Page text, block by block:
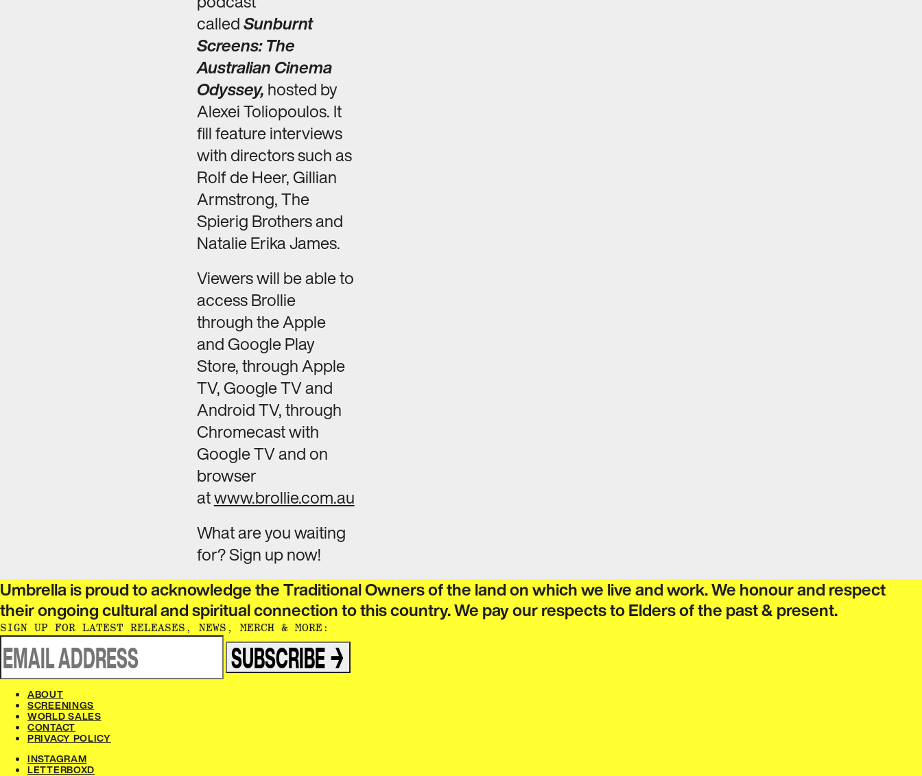
calledSunburnt
Screens: The
Australian Cinema
Odyssey,hosted by
Alexei Toliopoulos. It
fill feature interviews
with directors such as
Rolf de Heer, Gillian
Armstrong, The
Spierig Brothers and
Natalie Erika James.
Viewers will be able to
access Brollie
through the Apple
and Google Play
Store, through Apple
TV, Google TV and
Android TV, through
Chromecast with
Google TV and on
browser
atwww.brollie.com.au
What are you waiting
for? Sign up now!
Umbrella is proud to acknowledge the Traditional Owners of the land on which we live and work. We honour and respect
their ongoing cultural and spiritual connection to this country. We pay our respects to Elders of the past & present.​​​​‌ ‍ ​‍​‍‌‍ ‌ ​‍‌‍‍‌‌‍‌ ‌‍‍‌‌‍ ‍​‍​‍​ ‍‍​‍​‍‌ ​ ‌‍​‌‌‍ ‍‌‍‍‌‌ ‌​‌ ‍‌​‍ ‍‌‍‍‌‌‍ ​‍​‍​‍ ​​‍​‍‌‍‍​‌ ​‍‌‍‌‌‌‍‌‍​‍​‍​ ‍‍​‍​‍‌‍‍​‌ ‌​‌ ‌​‌ ​​‌ ​ ​ ‍‍​‍ ​‍ ‌ ‌‌‌‍ ‌‌‍​‍‌ ​‍‌‍‌‌‌‍ ​‌‍ ​‌‍​‌​‍ ‍‌ ​ ‌‍​‌‌‍ ‍‌‍‍‌‌ ‌​‌ ‍‌​‍ ‍‌ ​ ‌ ‌​‌ ‌‌‌‍‌​‌‍‍‌‌‍ ​‍ ‌‍‍‌‌‍ ‍‌ ‌​‌‍‌‌‌‍ ‍‌ ‌​​‍ ‌‍‌‌‌‍‌​‌‍‍‌‌ ‌​​‍ ‌‍ ‌‌‍ ‌‍‌​‌‍‌‌​ ‌‌ ​​‌ ​‍‌‍‌‌‌ ​ ‌‍‌‌‌‍ ‍‌ ‌​‌‍​‌‌ ‌​‌‍‍‌‌‍ ‌‍ ‍​ ‍ ‌‍‍‌‌‍‌​​ ‌‌ ​ ‌‍‍‌‌ ‌​‌‍‌‌‌‌​ ‌‍‌‌‌ ‌​‌ ‌​‌‍‍‌‌‍ ‍‌‍‌ ‌ ​ ​ ‍ ‌ ‌​‌ ‍‌‌ ​​‌‍‌‌​ ‌‌ ​ ‌‍‍‌‌ ‌​‌‍‌‌‌‌​ ‌‍‌‌‌ ‌​‌ ‌​‌‍‍‌‌‍ ‍‌‍‌ ‌ ​ ​ ‍ ‌ ​​‌‍​‌‌ ‌​‌‍‍​​ ‌‌‍‌‍‌‍ ‌‍ ‌ ‌​‌‍‌‌‌ ​‍‌​​‌‌‍​ ‌‍‍ ‌‍ ‍‌‍ ‌ ‌ ‌‍ ​‌‍‌‌‌‍‌​‌‍‌ ‌‍‌‌‌‍ ‌‌‍‌‌‌‍ ‍‌ ‌​​‍‌‌​ ‌‌‌​​‍‌‌ ‌‍‍ ‌‍‌‌‌ ‍‌​‍‌‌​ ​ ‌​‌​​‍‌‌​ ​ ‌​‌​​‍‌‌​ ​‍​ ​‍​ ‌‌​ ​‌​ ​ ​ ‌‍​ ‍‌​ ​‌​ ​ ​ ​ ‌‍‌‍​ ‍​​ ‌​​ ​‌​‍‌‌​ ​‍​ ​‍​‍‌‌​ ‌‌‌​‌​​‍ ‍‌‍​ ‌‍‍​‌‍‍‌‌‍ ​‌‍‌​‌ ​‍‌‍‌‌‌‍ ‍​‍‌‌​ ‌‌‌​​‍‌‌ ‌‍‍ ‌‍‌‌‌ ‍‌​‍‌‌​ ​ ‌​‌​​‍‌‌​ ​ ‌​‌​​‍‌‌​ ​‍​ ​‍​ ‌‌‌‍‌​​ ​‍‌‍​‍​ ‌​​ ​‍‌‍‌‍​ ​‍​ ​​‌‍​‌‌‍‌​‌‍​ ​‍‌‌​ ​‍​ ​‍​‍‌‌​ ‌‌‌​‌​​‍ ‍‌ ‌​‌‍‌‌‌ ‍​‌ ‌​​ ‌‍​‍‌‍​‌‌ ​ ‌‍‌‌‌‌‌‌‌ ​‍‌‍ ​​ ‌‌‍‍​‌ ‌​‌ ‌​‌ ​​‌ ​ ​‍‌‌​ ​ ‌​​‌​‍‌‌​ ​‍‌​‌‍​‍‌‌​ ​‍‌​‌‍‌ ‌‌‌‍ ‌‌‍​‍‌ ​‍‌‍‌‌‌‍ ​‌‍ ​‌‍​‌​‍ ‍‌ ​ ‌‍​‌‌‍ ‍‌‍‍‌‌ ‌​‌ ‍‌​‍ ‍‌ ​ ‌ ‌​‌ ‌‌‌‍‌​‌‍‍‌‌‍ ​‍‌‍‌‍‍‌‌‍‌​​ ‌‌ ​ ‌‍‍‌‌ ‌​‌‍‌‌‌‌​ ‌‍‌‌‌ ‌​‌ ‌​‌‍‍‌‌‍ ‍‌‍‌ ‌ ​ ​‍‌‍‌ ‌​‌ ‍‌‌ ​​‌‍‌‌​ ‌‌ ​ ‌‍‍‌‌ ‌​‌‍‌‌‌‌​ ‌‍‌‌‌ ‌​‌ ‌​‌‍‍‌‌‍ ‍‌‍‌ ‌ ​ ​‍‌‍‌ ​​‌‍​‌‌ ‌​‌‍‍​​ ‌‌‍‌‍‌‍ ‌‍ ‌ ‌​‌‍‌‌‌ ​‍‌​​‌‌‍​ ‌‍‍ ‌‍ ‍‌‍ ‌ ‌ ‌‍ ​‌‍‌‌‌‍‌​‌‍‌ ‌‍‌‌‌‍ ‌‌‍‌‌‌‍ ‍‌ ‌​​‍‌‌​ ‌‌‌​​‍‌‌ ‌‍‍ ‌‍‌‌‌ ‍‌​‍‌‌​ ​ ‌​‌​​‍‌‌​ ​ ‌​‌​​‍‌‌​ ​‍​ ​‍​ ‌‌​ ​‌​ ​ ​ ‌‍​ ‍‌​ ​‌​ ​ ​ ​ ‌‍‌‍​ ‍​​ ‌​​ ​‌​‍‌‌​ ​‍​ ​‍​‍‌‌​ ‌‌‌​‌​​‍ ‍‌‍​ ‌‍‍​‌‍‍‌‌‍ ​‌‍‌​‌ ​‍‌‍‌‌‌‍ ‍​‍‌‌​ ‌‌‌​​‍‌‌ ‌‍‍ ‌‍‌‌‌ ‍‌​‍‌‌​ ​ ‌​‌​​‍‌‌​ ​ ‌​‌​​‍‌‌​ ​‍​ ​‍​ ‌‌‌‍‌​​ ​‍‌‍​‍​ ‌​​ ​‍‌‍‌‍​ ​‍​ ​​‌‍​‌‌‍‌​‌‍​ ​‍‌‌​ ​‍​ ​‍​‍‌‌​ ‌‌‌​‌​​‍ ‍‌ ‌​‌‍‌‌‌ ‍​‌ ‌​​‍‌‍‌ ​​‌‍‌‌‌ ​‍‌ ​ ‌ ​​‌‍‌‌‌‍​ ‌ ‌​‌‍‍‌‌ ‌‍‌‍‌‌​ ‌‌ ​​‌ ‌‌‌‍​‍‌‍ ​‌‍‍‌‌ ​ ‌‍‍​‌‍‌‌‌‍‌​​‍​‍‌ ‌
SIGN UP FOR LATEST RELEASES, NEWS, MERCH & MORE:​​​​‌ ‍ ​‍​‍‌‍ ‌ ​‍‌‍‍‌‌‍‌ ‌‍‍‌‌‍ ‍​‍​‍​ ‍‍​‍​‍‌ ​ ‌‍​‌‌‍ ‍‌‍‍‌‌ ‌​‌ ‍‌​‍ ‍‌‍‍‌‌‍ ​‍​‍​‍ ​​‍​‍‌‍‍​‌ ​‍‌‍‌‌‌‍‌‍​‍​‍​ ‍‍​‍​‍‌‍‍​‌ ‌​‌ ‌​‌ ​​‌ ​ ​ ‍‍​‍ ​‍ ‌ ‌‌‌‍ ‌‌‍​‍‌ ​‍‌‍‌‌‌‍ ​‌‍ ​‌‍​‌​‍ ‍‌ ​ ‌‍​‌‌‍ ‍‌‍‍‌‌ ‌​‌ ‍‌​‍ ‍‌ ​ ‌ ‌​‌ ‌‌‌‍‌​‌‍‍‌‌‍ ​‍ ‌‍‍‌‌‍ ‍‌ ‌​‌‍‌‌‌‍ ‍‌ ‌​​‍ ‌‍‌‌‌‍‌​‌‍‍‌‌ ‌​​‍ ‌‍ ‌‌‍ ‌‍‌​‌‍‌‌​ ‌‌ ​​‌ ​‍‌‍‌‌‌ ​ ‌‍‌‌‌‍ ‍‌ ‌​‌‍​‌‌ ‌​‌‍‍‌‌‍ ‌‍ ‍​ ‍ ‌‍‍‌‌‍‌​​ ‌‌ ​ ‌‍‍‌‌ ‌​‌‍‌‌‌‌​ ‌‍‌‌‌ ‌​‌ ‌​‌‍‍‌‌‍ ‍‌‍‌ ‌ ​ ​ ‍ ‌ ‌​‌ ‍‌‌ ​​‌‍‌‌​ ‌‌ ​ ‌‍‍‌‌ ‌​‌‍‌‌‌‌​ ‌‍‌‌‌ ‌​‌ ‌​‌‍‍‌‌‍ ‍‌‍‌ ‌ ​ ​ ‍ ‌ ​​‌‍​‌‌ ‌​‌‍‍​​ ‌‌ ​ ‌ ‌‌‌‍​‍‌ ​ ‌‍​ ‌ ​‍‌‍‍‌‌‍​‍‌‍‌‌‌‌‌​‌‍‌‌‌ ‍​‌ ‌​​ ‌‍​‍‌‍​‌‌ ​ ‌‍‌‌‌‌‌‌‌ ​‍‌‍ ​​ ‌‌‍‍​‌ ‌​‌ ‌​‌ ​​‌ ​ ​‍‌‌​ ​ ‌​​‌​‍‌‌​ ​‍‌​‌‍​‍‌‌​ ​‍‌​‌‍‌ ‌‌‌‍ ‌‌‍​‍‌ ​‍‌‍‌‌‌‍ ​‌‍ ​‌‍​‌​‍ ‍‌ ​ ‌‍​‌‌‍ ‍‌‍‍‌‌ ‌​‌ ‍‌​‍ ‍‌ ​ ‌ ‌​‌ ‌‌‌‍‌​‌‍‍‌‌‍ ​‍‌‍‌‍‍‌‌‍‌​​ ‌‌ ​ ‌‍‍‌‌ ‌​‌‍‌‌‌‌​ ‌‍‌‌‌ ‌​‌ ‌​‌‍‍‌‌‍ ‍‌‍‌ ‌ ​ ​‍‌‍‌ ‌​‌ ‍‌‌ ​​‌‍‌‌​ ‌‌ ​ ‌‍‍‌‌ ‌​‌‍‌‌‌‌​ ‌‍‌‌‌ ‌​‌ ‌​‌‍‍‌‌‍ ‍‌‍‌ ‌ ​ ​‍‌‍‌ ​​‌‍​‌‌ ‌​‌‍‍​​ ‌‌ ​ ‌ ‌‌‌‍​‍‌ ​ ‌‍​ ‌ ​‍‌‍‍‌‌‍​‍‌‍‌‌‌‌‌​‌‍‌‌‌ ‍​‌ ‌​​‍‌‍‌ ​​‌‍‌‌‌ ​‍‌ ​ ‌ ​​‌‍‌‌‌‍​ ‌ ‌​‌‍‍‌‌ ‌‍‌‍‌‌​ ‌‌ ​​‌ ‌‌‌‍​‍‌‍ ​‌‍‍‌‌ ​ ‌‍‍​‌‍‌‌‌‍‌​​‍​‍‌ ‌
SUBSCRIBE→
ABOUT​​​​‌ ‍ ​‍​‍‌‍ ‌ ​‍‌‍‍‌‌‍‌ ‌‍‍‌‌‍ ‍​‍​‍​ ‍‍​‍​‍‌ ​ ‌‍​‌‌‍ ‍‌‍‍‌‌ ‌​‌ ‍‌​‍ ‍‌‍‍‌‌‍ ​‍​‍​‍ ​​‍​‍‌‍‍​‌ ​‍‌‍‌‌‌‍‌‍​‍​‍​ ‍‍​‍​‍‌‍‍​‌ ‌​‌ ‌​‌ ​​‌ ​ ​ ‍‍​‍ ​‍ ‌ ‌‌‌‍ ‌‌‍​‍‌ ​‍‌‍‌‌‌‍ ​‌‍ ​‌‍​‌​‍ ‍‌ ​ ‌‍​‌‌‍ ‍‌‍‍‌‌ ‌​‌ ‍‌​‍ ‍‌ ​ ‌ ‌​‌ ‌‌‌‍‌​‌‍‍‌‌‍ ​‍ ‌‍‍‌‌‍ ‍‌ ‌​‌‍‌‌‌‍ ‍‌ ‌​​‍ ‌‍‌‌‌‍‌​‌‍‍‌‌ ‌​​‍ ‌‍ ‌‌‍ ‌‍‌​‌‍‌‌​ ‌‌ ​​‌ ​‍‌‍‌‌‌ ​ ‌‍‌‌‌‍ ‍‌ ‌​‌‍​‌‌ ‌​‌‍‍‌‌‍ ‌‍ ‍​ ‍ ‌‍‍‌‌‍‌​​ ‌‌ ​ ‌‍‍‌‌ ‌​‌‍‌‌‌‌​ ‌‍‌‌‌ ‌​‌ ‌​‌‍‍‌‌‍ ‍‌‍‌ ‌ ​ ​ ‍ ‌ ‌​‌ ‍‌‌ ​​‌‍‌‌​ ‌‌ ​ ‌‍‍‌‌ ‌​‌‍‌‌‌‌​ ‌‍‌‌‌ ‌​‌ ‌​‌‍‍‌‌‍ ‍‌‍‌ ‌ ​ ​ ‍ ‌ ​​‌‍​‌‌ ‌​‌‍‍​​ ‌‌‍‌‍‌‍ ‌‍ ‌ ‌​‌‍‌‌‌ ​‍‌​ ‌‌‍‌‌‌‍ ‍‌ ‌‌​‍‌‌​ ‌‌‌​​‍‌‌ ‌‍‍ ‌‍‌‌‌ ‍‌​‍‌‌​ ​ ‌​‌​​‍‌‌​ ​ ‌​‌​​‍‌‌​ ​‍​ ​‍​ ​‍​ ​​​ ​‌​ ​​​ ​ ​ ​​​ ​‍​ ​ ​‍ ‌​ ‌​​ ‌​​ ‌​‌‍‌‌​‍ ‌​ ‌​‌‍​‌‌‍​‍​ ​‌​‍ ‌‌‍​‍​ ‍‌‌‍​‌​ ‌‌​‍ ‌​ ‌‍​ ​​​ ‍​​ ‌ ‌‍‌‌​ ​​​ ​ ​ ‍‌‌‍​‌‌‍‌​​ ​‍​ ​ ​‍‌‌​ ​‍​ ​‍​‍‌‌​ ‌‌‌​‌​​‍ ‍‌ ‌​‌‍‍‌‌ ‌​‌‍ ​‌‍‌‌​ ‌‍​‍‌‍​‌‌ ​ ‌‍‌‌‌‌‌‌‌ ​‍‌‍ ​​ ‌‌‍‍​‌ ‌​‌ ‌​‌ ​​‌ ​ ​‍‌‌​ ​ ‌​​‌​‍‌‌​ ​‍‌​‌‍​‍‌‌​ ​‍‌​‌‍‌ ‌‌‌‍ ‌‌‍​‍‌ ​‍‌‍‌‌‌‍ ​‌‍ ​‌‍​‌​‍ ‍‌ ​ ‌‍​‌‌‍ ‍‌‍‍‌‌ ‌​‌ ‍‌​‍ ‍‌ ​ ‌ ‌​‌ ‌‌‌‍‌​‌‍‍‌‌‍ ​‍‌‍‌‍‍‌‌‍‌​​ ‌‌ ​ ‌‍‍‌‌ ‌​‌‍‌‌‌‌​ ‌‍‌‌‌ ‌​‌ ‌​‌‍‍‌‌‍ ‍‌‍‌ ‌ ​ ​‍‌‍‌ ‌​‌ ‍‌‌ ​​‌‍‌‌​ ‌‌ ​ ‌‍‍‌‌ ‌​‌‍‌‌‌‌​ ‌‍‌‌‌ ‌​‌ ‌​‌‍‍‌‌‍ ‍‌‍‌ ‌ ​ ​‍‌‍‌ ​​‌‍​‌‌ ‌​‌‍‍​​ ‌‌‍‌‍‌‍ ‌‍ ‌ ‌​‌‍‌‌‌ ​‍‌​ ‌‌‍‌‌‌‍ ‍‌ ‌‌​‍‌‌​ ‌‌‌​​‍‌‌ ‌‍‍ ‌‍‌‌‌ ‍‌​‍‌‌​ ​ ‌​‌​​‍‌‌​ ​ ‌​‌​​‍‌‌​ ​‍​ ​‍​ ​‍​ ​​​ ​‌​ ​​​ ​ ​ ​​​ ​‍​ ​ ​‍ ‌​ ‌​​ ‌​​ ‌​‌‍‌‌​‍ ‌​ ‌​‌‍​‌‌‍​‍​ ​‌​‍ ‌‌‍​‍​ ‍‌‌‍​‌​ ‌‌​‍ ‌​ ‌‍​ ​​​ ‍​​ ‌ ‌‍‌‌​ ​​​ ​ ​ ‍‌‌‍​‌‌‍‌​​ ​‍​ ​ ​‍‌‌​ ​‍​ ​‍​‍‌‌​ ‌‌‌​‌​​‍ ‍‌ ‌​‌‍‍‌‌ ‌​‌‍ ​‌‍‌‌​‍‌‍‌ ​​‌‍‌‌‌ ​‍‌ ​ ‌ ​​‌‍‌‌‌‍​ ‌ ‌​‌‍‍‌‌ ‌‍‌‍‌‌​ ‌‌ ​​‌ ‌‌‌‍​‍‌‍ ​‌‍‍‌‌ ​ ‌‍‍​‌‍‌‌‌‍‌​​‍​‍‌ ‌
SCREENINGS​​​​‌ ‍ ​‍​‍‌‍ ‌ ​‍‌‍‍‌‌‍‌ ‌‍‍‌‌‍ ‍​‍​‍​ ‍‍​‍​‍‌ ​ ‌‍​‌‌‍ ‍‌‍‍‌‌ ‌​‌ ‍‌​‍ ‍‌‍‍‌‌‍ ​‍​‍​‍ ​​‍​‍‌‍‍​‌ ​‍‌‍‌‌‌‍‌‍​‍​‍​ ‍‍​‍​‍‌‍‍​‌ ‌​‌ ‌​‌ ​​‌ ​ ​ ‍‍​‍ ​‍ ‌ ‌‌‌‍ ‌‌‍​‍‌ ​‍‌‍‌‌‌‍ ​‌‍ ​‌‍​‌​‍ ‍‌ ​ ‌‍​‌‌‍ ‍‌‍‍‌‌ ‌​‌ ‍‌​‍ ‍‌ ​ ‌ ‌​‌ ‌‌‌‍‌​‌‍‍‌‌‍ ​‍ ‌‍‍‌‌‍ ‍‌ ‌​‌‍‌‌‌‍ ‍‌ ‌​​‍ ‌‍‌‌‌‍‌​‌‍‍‌‌ ‌​​‍ ‌‍ ‌‌‍ ‌‍‌​‌‍‌‌​ ‌‌ ​​‌ ​‍‌‍‌‌‌ ​ ‌‍‌‌‌‍ ‍‌ ‌​‌‍​‌‌ ‌​‌‍‍‌‌‍ ‌‍ ‍​ ‍ ‌‍‍‌‌‍‌​​ ‌‌ ​ ‌‍‍‌‌ ‌​‌‍‌‌‌‌​ ‌‍‌‌‌ ‌​‌ ‌​‌‍‍‌‌‍ ‍‌‍‌ ‌ ​ ​ ‍ ‌ ‌​‌ ‍‌‌ ​​‌‍‌‌​ ‌‌ ​ ‌‍‍‌‌ ‌​‌‍‌‌‌‌​ ‌‍‌‌‌ ‌​‌ ‌​‌‍‍‌‌‍ ‍‌‍‌ ‌ ​ ​ ‍ ‌ ​​‌‍​‌‌ ‌​‌‍‍​​ ‌‌‍‌‍‌‍ ‌‍ ‌ ‌​‌‍‌‌‌ ​‍‌​ ‌‌‍‌‌‌‍ ‍‌ ‌‌​‍‌‌​ ‌‌‌​​‍‌‌ ‌‍‍ ‌‍‌‌‌ ‍‌​‍‌‌​ ​ ‌​‌​​‍‌‌​ ​ ‌​‌​​‍‌‌​ ​‍​ ​‍‌‍‌​​ ‍​​ ​‍‌‍‌​‌‍​‍​ ‍​​ ‍‌​ ​ ​ ​‍​ ​‌​ ​‌‌‍​‌​‍‌‌​ ​‍​ ​‍​‍‌‌​ ‌‌‌​‌​​‍ ‍‌ ‌​‌‍‍‌‌ ‌​‌‍ ​‌‍‌‌​ ‌‍​‍‌‍​‌‌ ​ ‌‍‌‌‌‌‌‌‌ ​‍‌‍ ​​ ‌‌‍‍​‌ ‌​‌ ‌​‌ ​​‌ ​ ​‍‌‌​ ​ ‌​​‌​‍‌‌​ ​‍‌​‌‍​‍‌‌​ ​‍‌​‌‍‌ ‌‌‌‍ ‌‌‍​‍‌ ​‍‌‍‌‌‌‍ ​‌‍ ​‌‍​‌​‍ ‍‌ ​ ‌‍​‌‌‍ ‍‌‍‍‌‌ ‌​‌ ‍‌​‍ ‍‌ ​ ‌ ‌​‌ ‌‌‌‍‌​‌‍‍‌‌‍ ​‍‌‍‌‍‍‌‌‍‌​​ ‌‌ ​ ‌‍‍‌‌ ‌​‌‍‌‌‌‌​ ‌‍‌‌‌ ‌​‌ ‌​‌‍‍‌‌‍ ‍‌‍‌ ‌ ​ ​‍‌‍‌ ‌​‌ ‍‌‌ ​​‌‍‌‌​ ‌‌ ​ ‌‍‍‌‌ ‌​‌‍‌‌‌‌​ ‌‍‌‌‌ ‌​‌ ‌​‌‍‍‌‌‍ ‍‌‍‌ ‌ ​ ​‍‌‍‌ ​​‌‍​‌‌ ‌​‌‍‍​​ ‌‌‍‌‍‌‍ ‌‍ ‌ ‌​‌‍‌‌‌ ​‍‌​ ‌‌‍‌‌‌‍ ‍‌ ‌‌​‍‌‌​ ‌‌‌​​‍‌‌ ‌‍‍ ‌‍‌‌‌ ‍‌​‍‌‌​ ​ ‌​‌​​‍‌‌​ ​ ‌​‌​​‍‌‌​ ​‍​ ​‍‌‍‌​​ ‍​​ ​‍‌‍‌​‌‍​‍​ ‍​​ ‍‌​ ​ ​ ​‍​ ​‌​ ​‌‌‍​‌​‍‌‌​ ​‍​ ​‍​‍‌‌​ ‌‌‌​‌​​‍ ‍‌ ‌​‌‍‍‌‌ ‌​‌‍ ​‌‍‌‌​‍‌‍‌ ​​‌‍‌‌‌ ​‍‌ ​ ‌ ​​‌‍‌‌‌‍​ ‌ ‌​‌‍‍‌‌ ‌‍‌‍‌‌​ ‌‌ ​​‌ ‌‌‌‍​‍‌‍ ​‌‍‍‌‌ ​ ‌‍‍​‌‍‌‌‌‍‌​​‍​‍‌ ‌
WORLD SALES​​​​‌ ‍ ​‍​‍‌‍ ‌ ​‍‌‍‍‌‌‍‌ ‌‍‍‌‌‍ ‍​‍​‍​ ‍‍​‍​‍‌ ​ ‌‍​‌‌‍ ‍‌‍‍‌‌ ‌​‌ ‍‌​‍ ‍‌‍‍‌‌‍ ​‍​‍​‍ ​​‍​‍‌‍‍​‌ ​‍‌‍‌‌‌‍‌‍​‍​‍​ ‍‍​‍​‍‌‍‍​‌ ‌​‌ ‌​‌ ​​‌ ​ ​ ‍‍​‍ ​‍ ‌ ‌‌‌‍ ‌‌‍​‍‌ ​‍‌‍‌‌‌‍ ​‌‍ ​‌‍​‌​‍ ‍‌ ​ ‌‍​‌‌‍ ‍‌‍‍‌‌ ‌​‌ ‍‌​‍ ‍‌ ​ ‌ ‌​‌ ‌‌‌‍‌​‌‍‍‌‌‍ ​‍ ‌‍‍‌‌‍ ‍‌ ‌​‌‍‌‌‌‍ ‍‌ ‌​​‍ ‌‍‌‌‌‍‌​‌‍‍‌‌ ‌​​‍ ‌‍ ‌‌‍ ‌‍‌​‌‍‌‌​ ‌‌ ​​‌ ​‍‌‍‌‌‌ ​ ‌‍‌‌‌‍ ‍‌ ‌​‌‍​‌‌ ‌​‌‍‍‌‌‍ ‌‍ ‍​ ‍ ‌‍‍‌‌‍‌​​ ‌‌ ​ ‌‍‍‌‌ ‌​‌‍‌‌‌‌​ ‌‍‌‌‌ ‌​‌ ‌​‌‍‍‌‌‍ ‍‌‍‌ ‌ ​ ​ ‍ ‌ ‌​‌ ‍‌‌ ​​‌‍‌‌​ ‌‌ ​ ‌‍‍‌‌ ‌​‌‍‌‌‌‌​ ‌‍‌‌‌ ‌​‌ ‌​‌‍‍‌‌‍ ‍‌‍‌ ‌ ​ ​ ‍ ‌ ​​‌‍​‌‌ ‌​‌‍‍​​ ‌‌‍‌‍‌‍ ‌‍ ‌ ‌​‌‍‌‌‌ ​‍‌​ ‌‌‍‌‌‌‍ ‍‌ ‌‌​‍‌‌​ ‌‌‌​​‍‌‌ ‌‍‍ ‌‍‌‌‌ ‍‌​‍‌‌​ ​ ‌​‌​​‍‌‌​ ​ ‌​‌​​‍‌‌​ ​‍​ ​‍​ ​‌​ ​​​ ​ ​ ‍​​ ​‌​ ​​​ ​‍​ ‌​​‍ ‌‌‍​‌‌‍‌​‌‍‌​‌‍​ ​‍ ‌​ ‌​​ ‍‌​ ​ ​ ‌​​‍ ‌‌‍​‌​ ​‌​ ‌​‌‍​ ​‍ ‌‌‍‌‌​ ​‌​ ‌‍​ ‌‌​ ​ ​ ‍‌​ ‍​​ ‌‍‌‍‌‍‌‍​ ‌‍‌‌​ ​‍​‍‌‌​ ​‍​ ​‍​‍‌‌​ ‌‌‌​‌​​‍ ‍‌ ‌​‌‍‍‌‌ ‌​‌‍ ​‌‍‌‌​ ‌‍​‍‌‍​‌‌ ​ ‌‍‌‌‌‌‌‌‌ ​‍‌‍ ​​ ‌‌‍‍​‌ ‌​‌ ‌​‌ ​​‌ ​ ​‍‌‌​ ​ ‌​​‌​‍‌‌​ ​‍‌​‌‍​‍‌‌​ ​‍‌​‌‍‌ ‌‌‌‍ ‌‌‍​‍‌ ​‍‌‍‌‌‌‍ ​‌‍ ​‌‍​‌​‍ ‍‌ ​ ‌‍​‌‌‍ ‍‌‍‍‌‌ ‌​‌ ‍‌​‍ ‍‌ ​ ‌ ‌​‌ ‌‌‌‍‌​‌‍‍‌‌‍ ​‍‌‍‌‍‍‌‌‍‌​​ ‌‌ ​ ‌‍‍‌‌ ‌​‌‍‌‌‌‌​ ‌‍‌‌‌ ‌​‌ ‌​‌‍‍‌‌‍ ‍‌‍‌ ‌ ​ ​‍‌‍‌ ‌​‌ ‍‌‌ ​​‌‍‌‌​ ‌‌ ​ ‌‍‍‌‌ ‌​‌‍‌‌‌‌​ ‌‍‌‌‌ ‌​‌ ‌​‌‍‍‌‌‍ ‍‌‍‌ ‌ ​ ​‍‌‍‌ ​​‌‍​‌‌ ‌​‌‍‍​​ ‌‌‍‌‍‌‍ ‌‍ ‌ ‌​‌‍‌‌‌ ​‍‌​ ‌‌‍‌‌‌‍ ‍‌ ‌‌​‍‌‌​ ‌‌‌​​‍‌‌ ‌‍‍ ‌‍‌‌‌ ‍‌​‍‌‌​ ​ ‌​‌​​‍‌‌​ ​ ‌​‌​​‍‌‌​ ​‍​ ​‍​ ​‌​ ​​​ ​ ​ ‍​​ ​‌​ ​​​ ​‍​ ‌​​‍ ‌‌‍​‌‌‍‌​‌‍‌​‌‍​ ​‍ ‌​ ‌​​ ‍‌​ ​ ​ ‌​​‍ ‌‌‍​‌​ ​‌​ ‌​‌‍​ ​‍ ‌‌‍‌‌​ ​‌​ ‌‍​ ‌‌​ ​ ​ ‍‌​ ‍​​ ‌‍‌‍‌‍‌‍​ ‌‍‌‌​ ​‍​‍‌‌​ ​‍​ ​‍​‍‌‌​ ‌‌‌​‌​​‍ ‍‌ ‌​‌‍‍‌‌ ‌​‌‍ ​‌‍‌‌​‍‌‍‌ ​​‌‍‌‌‌ ​‍‌ ​ ‌ ​​‌‍‌‌‌‍​ ‌ ‌​‌‍‍‌‌ ‌‍‌‍‌‌​ ‌‌ ​​‌ ‌‌‌‍​‍‌‍ ​‌‍‍‌‌ ​ ‌‍‍​‌‍‌‌‌‍‌​​‍​‍‌ ‌
CONTACT​​​​‌ ‍ ​‍​‍‌‍ ‌ ​‍‌‍‍‌‌‍‌ ‌‍‍‌‌‍ ‍​‍​‍​ ‍‍​‍​‍‌ ​ ‌‍​‌‌‍ ‍‌‍‍‌‌ ‌​‌ ‍‌​‍ ‍‌‍‍‌‌‍ ​‍​‍​‍ ​​‍​‍‌‍‍​‌ ​‍‌‍‌‌‌‍‌‍​‍​‍​ ‍‍​‍​‍‌‍‍​‌ ‌​‌ ‌​‌ ​​‌ ​ ​ ‍‍​‍ ​‍ ‌ ‌‌‌‍ ‌‌‍​‍‌ ​‍‌‍‌‌‌‍ ​‌‍ ​‌‍​‌​‍ ‍‌ ​ ‌‍​‌‌‍ ‍‌‍‍‌‌ ‌​‌ ‍‌​‍ ‍‌ ​ ‌ ‌​‌ ‌‌‌‍‌​‌‍‍‌‌‍ ​‍ ‌‍‍‌‌‍ ‍‌ ‌​‌‍‌‌‌‍ ‍‌ ‌​​‍ ‌‍‌‌‌‍‌​‌‍‍‌‌ ‌​​‍ ‌‍ ‌‌‍ ‌‍‌​‌‍‌‌​ ‌‌ ​​‌ ​‍‌‍‌‌‌ ​ ‌‍‌‌‌‍ ‍‌ ‌​‌‍​‌‌ ‌​‌‍‍‌‌‍ ‌‍ ‍​ ‍ ‌‍‍‌‌‍‌​​ ‌‌ ​ ‌‍‍‌‌ ‌​‌‍‌‌‌‌​ ‌‍‌‌‌ ‌​‌ ‌​‌‍‍‌‌‍ ‍‌‍‌ ‌ ​ ​ ‍ ‌ ‌​‌ ‍‌‌ ​​‌‍‌‌​ ‌‌ ​ ‌‍‍‌‌ ‌​‌‍‌‌‌‌​ ‌‍‌‌‌ ‌​‌ ‌​‌‍‍‌‌‍ ‍‌‍‌ ‌ ​ ​ ‍ ‌ ​​‌‍​‌‌ ‌​‌‍‍​​ ‌‌‍‌‍‌‍ ‌‍ ‌ ‌​‌‍‌‌‌ ​‍‌​ ‌‌‍‌‌‌‍ ‍‌ ‌‌​‍‌‌​ ‌‌‌​​‍‌‌ ‌‍‍ ‌‍‌‌‌ ‍‌​‍‌‌​ ​ ‌​‌​​‍‌‌​ ​ ‌​‌​​‍‌‌​ ​‍​ ​‍​ ​ ‌‍​ ​ ​‍​ ‌ ​ ‍​​ ‌​​ ‌​‌‍​‍​‍ ‌‌‍‌​‌‍‌‍‌‍​ ​ ‌‍​‍ ‌​ ‌​‌‍​‌‌‍​‍​ ​‍​‍ ‌‌‍​‌‌‍​‍​ ​​​ ‌​​‍ ‌‌‍‌‍​ ​​‌‍‌​​ ‌​​ ‌‌‌‍‌​​ ‍​​ ​‌‌‍​ ​ ‌‌‌‍​‌​ ‍​​‍‌‌​ ​‍​ ​‍​‍‌‌​ ‌‌‌​‌​​‍ ‍‌ ‌​‌‍‍‌‌ ‌​‌‍ ​‌‍‌‌​ ‌‍​‍‌‍​‌‌ ​ ‌‍‌‌‌‌‌‌‌ ​‍‌‍ ​​ ‌‌‍‍​‌ ‌​‌ ‌​‌ ​​‌ ​ ​‍‌‌​ ​ ‌​​‌​‍‌‌​ ​‍‌​‌‍​‍‌‌​ ​‍‌​‌‍‌ ‌‌‌‍ ‌‌‍​‍‌ ​‍‌‍‌‌‌‍ ​‌‍ ​‌‍​‌​‍ ‍‌ ​ ‌‍​‌‌‍ ‍‌‍‍‌‌ ‌​‌ ‍‌​‍ ‍‌ ​ ‌ ‌​‌ ‌‌‌‍‌​‌‍‍‌‌‍ ​‍‌‍‌‍‍‌‌‍‌​​ ‌‌ ​ ‌‍‍‌‌ ‌​‌‍‌‌‌‌​ ‌‍‌‌‌ ‌​‌ ‌​‌‍‍‌‌‍ ‍‌‍‌ ‌ ​ ​‍‌‍‌ ‌​‌ ‍‌‌ ​​‌‍‌‌​ ‌‌ ​ ‌‍‍‌‌ ‌​‌‍‌‌‌‌​ ‌‍‌‌‌ ‌​‌ ‌​‌‍‍‌‌‍ ‍‌‍‌ ‌ ​ ​‍‌‍‌ ​​‌‍​‌‌ ‌​‌‍‍​​ ‌‌‍‌‍‌‍ ‌‍ ‌ ‌​‌‍‌‌‌ ​‍‌​ ‌‌‍‌‌‌‍ ‍‌ ‌‌​‍‌‌​ ‌‌‌​​‍‌‌ ‌‍‍ ‌‍‌‌‌ ‍‌​‍‌‌​ ​ ‌​‌​​‍‌‌​ ​ ‌​‌​​‍‌‌​ ​‍​ ​‍​ ​ ‌‍​ ​ ​‍​ ‌ ​ ‍​​ ‌​​ ‌​‌‍​‍​‍ ‌‌‍‌​‌‍‌‍‌‍​ ​ ‌‍​‍ ‌​ ‌​‌‍​‌‌‍​‍​ ​‍​‍ ‌‌‍​‌‌‍​‍​ ​​​ ‌​​‍ ‌‌‍‌‍​ ​​‌‍‌​​ ‌​​ ‌‌‌‍‌​​ ‍​​ ​‌‌‍​ ​ ‌‌‌‍​‌​ ‍​​‍‌‌​ ​‍​ ​‍​‍‌‌​ ‌‌‌​‌​​‍ ‍‌ ‌​‌‍‍‌‌ ‌​‌‍ ​‌‍‌‌​‍‌‍‌ ​​‌‍‌‌‌ ​‍‌ ​ ‌ ​​‌‍‌‌‌‍​ ‌ ‌​‌‍‍‌‌ ‌‍‌‍‌‌​ ‌‌ ​​‌ ‌‌‌‍​‍‌‍ ​‌‍‍‌‌ ​ ‌‍‍​‌‍‌‌‌‍‌​​‍​‍‌ ‌
PRIVACY POLICY​​​​‌ ‍ ​‍​‍‌‍ ‌ ​‍‌‍‍‌‌‍‌ ‌‍‍‌‌‍ ‍​‍​‍​ ‍‍​‍​‍‌ ​ ‌‍​‌‌‍ ‍‌‍‍‌‌ ‌​‌ ‍‌​‍ ‍‌‍‍‌‌‍ ​‍​‍​‍ ​​‍​‍‌‍‍​‌ ​‍‌‍‌‌‌‍‌‍​‍​‍​ ‍‍​‍​‍‌‍‍​‌ ‌​‌ ‌​‌ ​​‌ ​ ​ ‍‍​‍ ​‍ ‌ ‌‌‌‍ ‌‌‍​‍‌ ​‍‌‍‌‌‌‍ ​‌‍ ​‌‍​‌​‍ ‍‌ ​ ‌‍​‌‌‍ ‍‌‍‍‌‌ ‌​‌ ‍‌​‍ ‍‌ ​ ‌ ‌​‌ ‌‌‌‍‌​‌‍‍‌‌‍ ​‍ ‌‍‍‌‌‍ ‍‌ ‌​‌‍‌‌‌‍ ‍‌ ‌​​‍ ‌‍‌‌‌‍‌​‌‍‍‌‌ ‌​​‍ ‌‍ ‌‌‍ ‌‍‌​‌‍‌‌​ ‌‌ ​​‌ ​‍‌‍‌‌‌ ​ ‌‍‌‌‌‍ ‍‌ ‌​‌‍​‌‌ ‌​‌‍‍‌‌‍ ‌‍ ‍​ ‍ ‌‍‍‌‌‍‌​​ ‌‌ ​ ‌‍‍‌‌ ‌​‌‍‌‌‌‌​ ‌‍‌‌‌ ‌​‌ ‌​‌‍‍‌‌‍ ‍‌‍‌ ‌ ​ ​ ‍ ‌ ‌​‌ ‍‌‌ ​​‌‍‌‌​ ‌‌ ​ ‌‍‍‌‌ ‌​‌‍‌‌‌‌​ ‌‍‌‌‌ ‌​‌ ‌​‌‍‍‌‌‍ ‍‌‍‌ ‌ ​ ​ ‍ ‌ ​​‌‍​‌‌ ‌​‌‍‍​​ ‌‌‍‌‍‌‍ ‌‍ ‌ ‌​‌‍‌‌‌ ​‍‌​ ‌‌‍‌‌‌‍ ‍‌ ‌‌​‍‌‌​ ‌‌‌​​‍‌‌ ‌‍‍ ‌‍‌‌‌ ‍‌​‍‌‌​ ​ ‌​‌​​‍‌‌​ ​ ‌​‌​​‍‌‌​ ​‍​ ​‍‌‍‌‍‌‍​‍‌‍​‌​ ‍​​ ‌‌​ ‍‌​ ‌‍​ ‍‌​‍ ‌​ ‌‌​ ​​​ ‌ ‌‍‌‍​‍ ‌​ ‌​​ ‌​​ ​‍‌‍​‌​‍ ‌​ ‍‌​ ‌‌‌‍‌‌​ ‌ ​‍ ‌‌‍‌‍‌‍‌‌​ ‍​​ ‌​‌‍‌​​ ​‌​ ‍‌​ ​‌​ ‌‌​ ‍​​ ​ ‌‍​‌​‍‌‌​ ​‍​ ​‍​‍‌‌​ ‌‌‌​‌​​‍ ‍‌ ‌​‌‍‍‌‌ ‌​‌‍ ​‌‍‌‌​ ‌‍​‍‌‍​‌‌ ​ ‌‍‌‌‌‌‌‌‌ ​‍‌‍ ​​ ‌‌‍‍​‌ ‌​‌ ‌​‌ ​​‌ ​ ​‍‌‌​ ​ ‌​​‌​‍‌‌​ ​‍‌​‌‍​‍‌‌​ ​‍‌​‌‍‌ ‌‌‌‍ ‌‌‍​‍‌ ​‍‌‍‌‌‌‍ ​‌‍ ​‌‍​‌​‍ ‍‌ ​ ‌‍​‌‌‍ ‍‌‍‍‌‌ ‌​‌ ‍‌​‍ ‍‌ ​ ‌ ‌​‌ ‌‌‌‍‌​‌‍‍‌‌‍ ​‍‌‍‌‍‍‌‌‍‌​​ ‌‌ ​ ‌‍‍‌‌ ‌​‌‍‌‌‌‌​ ‌‍‌‌‌ ‌​‌ ‌​‌‍‍‌‌‍ ‍‌‍‌ ‌ ​ ​‍‌‍‌ ‌​‌ ‍‌‌ ​​‌‍‌‌​ ‌‌ ​ ‌‍‍‌‌ ‌​‌‍‌‌‌‌​ ‌‍‌‌‌ ‌​‌ ‌​‌‍‍‌‌‍ ‍‌‍‌ ‌ ​ ​‍‌‍‌ ​​‌‍​‌‌ ‌​‌‍‍​​ ‌‌‍‌‍‌‍ ‌‍ ‌ ‌​‌‍‌‌‌ ​‍‌​ ‌‌‍‌‌‌‍ ‍‌ ‌‌​‍‌‌​ ‌‌‌​​‍‌‌ ‌‍‍ ‌‍‌‌‌ ‍‌​‍‌‌​ ​ ‌​‌​​‍‌‌​ ​ ‌​‌​​‍‌‌​ ​‍​ ​‍‌‍‌‍‌‍​‍‌‍​‌​ ‍​​ ‌‌​ ‍‌​ ‌‍​ ‍‌​‍ ‌​ ‌‌​ ​​​ ‌ ‌‍‌‍​‍ ‌​ ‌​​ ‌​​ ​‍‌‍​‌​‍ ‌​ ‍‌​ ‌‌‌‍‌‌​ ‌ ​‍ ‌‌‍‌‍‌‍‌‌​ ‍​​ ‌​‌‍‌​​ ​‌​ ‍‌​ ​‌​ ‌‌​ ‍​​ ​ ‌‍​‌​‍‌‌​ ​‍​ ​‍​‍‌‌​ ‌‌‌​‌​​‍ ‍‌ ‌​‌‍‍‌‌ ‌​‌‍ ​‌‍‌‌​‍‌‍‌ ​​‌‍‌‌‌ ​‍‌ ​ ‌ ​​‌‍‌‌‌‍​ ‌ ‌​‌‍‍‌‌ ‌‍‌‍‌‌​ ‌‌ ​​‌ ‌‌‌‍​‍‌‍ ​‌‍‍‌‌ ​ ‌‍‍​‌‍‌‌‌‍‌​​‍​‍‌ ‌
INSTAGRAM​​​​‌ ‍ ​‍​‍‌‍ ‌ ​‍‌‍‍‌‌‍‌ ‌‍‍‌‌‍ ‍​‍​‍​ ‍‍​‍​‍‌ ​ ‌‍​‌‌‍ ‍‌‍‍‌‌ ‌​‌ ‍‌​‍ ‍‌‍‍‌‌‍ ​‍​‍​‍ ​​‍​‍‌‍‍​‌ ​‍‌‍‌‌‌‍‌‍​‍​‍​ ‍‍​‍​‍‌‍‍​‌ ‌​‌ ‌​‌ ​​‌ ​ ​ ‍‍​‍ ​‍ ‌ ‌‌‌‍ ‌‌‍​‍‌ ​‍‌‍‌‌‌‍ ​‌‍ ​‌‍​‌​‍ ‍‌ ​ ‌‍​‌‌‍ ‍‌‍‍‌‌ ‌​‌ ‍‌​‍ ‍‌ ​ ‌ ‌​‌ ‌‌‌‍‌​‌‍‍‌‌‍ ​‍ ‌‍‍‌‌‍ ‍‌ ‌​‌‍‌‌‌‍ ‍‌ ‌​​‍ ‌‍‌‌‌‍‌​‌‍‍‌‌ ‌​​‍ ‌‍ ‌‌‍ ‌‍‌​‌‍‌‌​ ‌‌ ​​‌ ​‍‌‍‌‌‌ ​ ‌‍‌‌‌‍ ‍‌ ‌​‌‍​‌‌ ‌​‌‍‍‌‌‍ ‌‍ ‍​ ‍ ‌‍‍‌‌‍‌​​ ‌‌ ​ ‌‍‍‌‌ ‌​‌‍‌‌‌‌​ ‌‍‌‌‌ ‌​‌ ‌​‌‍‍‌‌‍ ‍‌‍‌ ‌ ​ ​ ‍ ‌ ‌​‌ ‍‌‌ ​​‌‍‌‌​ ‌‌ ​ ‌‍‍‌‌ ‌​‌‍‌‌‌‌​ ‌‍‌‌‌ ‌​‌ ‌​‌‍‍‌‌‍ ‍‌‍‌ ‌ ​ ​ ‍ ‌ ​​‌‍​‌‌ ‌​‌‍‍​​ ‌‌ ​ ‌‍ ‌‍​ ‌‍‍‌‌‍​‌‌‍ ​‌​ ​‌‍‍‌‌‍ ‍‌‍‍ ‌ ​ ​‍‌‌​ ‌‌‌​​‍‌‌ ‌‍‍ ‌‍‌‌‌ ‍‌​‍‌‌​ ​ ‌​‌​​‍‌‌​ ​ ‌​‌​​‍‌‌​ ​‍​ ​‍​ ‍​​ ​​​ ‌‌‌‍​‌​ ​​​ ‌​‌‍‌‌​ ‌ ​‍ ‌‌‍​‌​ ‍‌​ ​ ​ ​ ​‍ ‌​ ‌​​ ‌‌​ ‍‌‌‍​‍​‍ ‌‌‍​‌‌‍​‍‌‍‌​​ ‌‌​‍ ‌‌‍​‌‌‍​‍‌‍​‍‌‍‌‌‌‍​‍‌‍​‍​ ‍‌​ ​‌​ ‍‌​ ‌​​ ‌‍​ ‌‍​‍‌‌​ ​‍​ ​‍​‍‌‌​ ‌‌‌​‌​​‍ ‍‌ ‌​‌‍‍‌‌ ‌​‌‍ ​‌‍‌‌​ ‌‍​‍‌‍​‌‌ ​ ‌‍‌‌‌‌‌‌‌ ​‍‌‍ ​​ ‌‌‍‍​‌ ‌​‌ ‌​‌ ​​‌ ​ ​‍‌‌​ ​ ‌​​‌​‍‌‌​ ​‍‌​‌‍​‍‌‌​ ​‍‌​‌‍‌ ‌‌‌‍ ‌‌‍​‍‌ ​‍‌‍‌‌‌‍ ​‌‍ ​‌‍​‌​‍ ‍‌ ​ ‌‍​‌‌‍ ‍‌‍‍‌‌ ‌​‌ ‍‌​‍ ‍‌ ​ ‌ ‌​‌ ‌‌‌‍‌​‌‍‍‌‌‍ ​‍‌‍‌‍‍‌‌‍‌​​ ‌‌ ​ ‌‍‍‌‌ ‌​‌‍‌‌‌‌​ ‌‍‌‌‌ ‌​‌ ‌​‌‍‍‌‌‍ ‍‌‍‌ ‌ ​ ​‍‌‍‌ ‌​‌ ‍‌‌ ​​‌‍‌‌​ ‌‌ ​ ‌‍‍‌‌ ‌​‌‍‌‌‌‌​ ‌‍‌‌‌ ‌​‌ ‌​‌‍‍‌‌‍ ‍‌‍‌ ‌ ​ ​‍‌‍‌ ​​‌‍​‌‌ ‌​‌‍‍​​ ‌‌ ​ ‌‍ ‌‍​ ‌‍‍‌‌‍​‌‌‍ ​‌​ ​‌‍‍‌‌‍ ‍‌‍‍ ‌ ​ ​‍‌‌​ ‌‌‌​​‍‌‌ ‌‍‍ ‌‍‌‌‌ ‍‌​‍‌‌​ ​ ‌​‌​​‍‌‌​ ​ ‌​‌​​‍‌‌​ ​‍​ ​‍​ ‍​​ ​​​ ‌‌‌‍​‌​ ​​​ ‌​‌‍‌‌​ ‌ ​‍ ‌‌‍​‌​ ‍‌​ ​ ​ ​ ​‍ ‌​ ‌​​ ‌‌​ ‍‌‌‍​‍​‍ ‌‌‍​‌‌‍​‍‌‍‌​​ ‌‌​‍ ‌‌‍​‌‌‍​‍‌‍​‍‌‍‌‌‌‍​‍‌‍​‍​ ‍‌​ ​‌​ ‍‌​ ‌​​ ‌‍​ ‌‍​‍‌‌​ ​‍​ ​‍​‍‌‌​ ‌‌‌​‌​​‍ ‍‌ ‌​‌‍‍‌‌ ‌​‌‍ ​‌‍‌‌​‍‌‍‌ ​​‌‍‌‌‌ ​‍‌ ​ ‌ ​​‌‍‌‌‌‍​ ‌ ‌​‌‍‍‌‌ ‌‍‌‍‌‌​ ‌‌ ​​‌ ‌‌‌‍​‍‌‍ ​‌‍‍‌‌ ​ ‌‍‍​‌‍‌‌‌‍‌​​‍​‍‌ ‌
LETTERBOXD​​​​‌ ‍ ​‍​‍‌‍ ‌ ​‍‌‍‍‌‌‍‌ ‌‍‍‌‌‍ ‍​‍​‍​ ‍‍​‍​‍‌ ​ ‌‍​‌‌‍ ‍‌‍‍‌‌ ‌​‌ ‍‌​‍ ‍‌‍‍‌‌‍ ​‍​‍​‍ ​​‍​‍‌‍‍​‌ ​‍‌‍‌‌‌‍‌‍​‍​‍​ ‍‍​‍​‍‌‍‍​‌ ‌​‌ ‌​‌ ​​‌ ​ ​ ‍‍​‍ ​‍ ‌ ‌‌‌‍ ‌‌‍​‍‌ ​‍‌‍‌‌‌‍ ​‌‍ ​‌‍​‌​‍ ‍‌ ​ ‌‍​‌‌‍ ‍‌‍‍‌‌ ‌​‌ ‍‌​‍ ‍‌ ​ ‌ ‌​‌ ‌‌‌‍‌​‌‍‍‌‌‍ ​‍ ‌‍‍‌‌‍ ‍‌ ‌​‌‍‌‌‌‍ ‍‌ ‌​​‍ ‌‍‌‌‌‍‌​‌‍‍‌‌ ‌​​‍ ‌‍ ‌‌‍ ‌‍‌​‌‍‌‌​ ‌‌ ​​‌ ​‍‌‍‌‌‌ ​ ‌‍‌‌‌‍ ‍‌ ‌​‌‍​‌‌ ‌​‌‍‍‌‌‍ ‌‍ ‍​ ‍ ‌‍‍‌‌‍‌​​ ‌‌ ​ ‌‍‍‌‌ ‌​‌‍‌‌‌‌​ ‌‍‌‌‌ ‌​‌ ‌​‌‍‍‌‌‍ ‍‌‍‌ ‌ ​ ​ ‍ ‌ ‌​‌ ‍‌‌ ​​‌‍‌‌​ ‌‌ ​ ‌‍‍‌‌ ‌​‌‍‌‌‌‌​ ‌‍‌‌‌ ‌​‌ ‌​‌‍‍‌‌‍ ‍‌‍‌ ‌ ​ ​ ‍ ‌ ​​‌‍​‌‌ ‌​‌‍‍​​ ‌‌ ​ ‌‍ ‌‍​ ‌‍‍‌‌‍​‌‌‍ ​‌​ ​‌‍‍‌‌‍ ‍‌‍‍ ‌ ​ ​‍‌‌​ ‌‌‌​​‍‌‌ ‌‍‍ ‌‍‌‌‌ ‍‌​‍‌‌​ ​ ‌​‌​​‍‌‌​ ​ ‌​‌​​‍‌‌​ ​‍​ ​‍​ ​‌‌‍​‌‌‍​‌​ ‍‌​ ‌‍​ ‌​​ ‌‌​ ‌ ​‍ ‌‌‍​ ​ ​‍‌‍‌​​ ‍​​‍ ‌​ ‌​​ ​‍​ ‍​‌‍​‌​‍ ‌‌‍​‌‌‍​‌​ ‌‌‌‍​‍​‍ ‌‌‍​ ​ ​ ​ ​‍‌‍​‍​ ‍​​ ​‌‌‍​‌​ ​‍​ ‌​​ ​‍​ ‌‌‌‍‌‍​‍‌‌​ ​‍​ ​‍​‍‌‌​ ‌‌‌​‌​​‍ ‍‌ ‌​‌‍‍‌‌ ‌​‌‍ ​‌‍‌‌​ ‌‍​‍‌‍​‌‌ ​ ‌‍‌‌‌‌‌‌‌ ​‍‌‍ ​​ ‌‌‍‍​‌ ‌​‌ ‌​‌ ​​‌ ​ ​‍‌‌​ ​ ‌​​‌​‍‌‌​ ​‍‌​‌‍​‍‌‌​ ​‍‌​‌‍‌ ‌‌‌‍ ‌‌‍​‍‌ ​‍‌‍‌‌‌‍ ​‌‍ ​‌‍​‌​‍ ‍‌ ​ ‌‍​‌‌‍ ‍‌‍‍‌‌ ‌​‌ ‍‌​‍ ‍‌ ​ ‌ ‌​‌ ‌‌‌‍‌​‌‍‍‌‌‍ ​‍‌‍‌‍‍‌‌‍‌​​ ‌‌ ​ ‌‍‍‌‌ ‌​‌‍‌‌‌‌​ ‌‍‌‌‌ ‌​‌ ‌​‌‍‍‌‌‍ ‍‌‍‌ ‌ ​ ​‍‌‍‌ ‌​‌ ‍‌‌ ​​‌‍‌‌​ ‌‌ ​ ‌‍‍‌‌ ‌​‌‍‌‌‌‌​ ‌‍‌‌‌ ‌​‌ ‌​‌‍‍‌‌‍ ‍‌‍‌ ‌ ​ ​‍‌‍‌ ​​‌‍​‌‌ ‌​‌‍‍​​ ‌‌ ​ ‌‍ ‌‍​ ‌‍‍‌‌‍​‌‌‍ ​‌​ ​‌‍‍‌‌‍ ‍‌‍‍ ‌ ​ ​‍‌‌​ ‌‌‌​​‍‌‌ ‌‍‍ ‌‍‌‌‌ ‍‌​‍‌‌​ ​ ‌​‌​​‍‌‌​ ​ ‌​‌​​‍‌‌​ ​‍​ ​‍​ ​‌‌‍​‌‌‍​‌​ ‍‌​ ‌‍​ ‌​​ ‌‌​ ‌ ​‍ ‌‌‍​ ​ ​‍‌‍‌​​ ‍​​‍ ‌​ ‌​​ ​‍​ ‍​‌‍​‌​‍ ‌‌‍​‌‌‍​‌​ ‌‌‌‍​‍​‍ ‌‌‍​ ​ ​ ​ ​‍‌‍​‍​ ‍​​ ​‌‌‍​‌​ ​‍​ ‌​​ ​‍​ ‌‌‌‍‌‍​‍‌‌​ ​‍​ ​‍​‍‌‌​ ‌‌‌​‌​​‍ ‍‌ ‌​‌‍‍‌‌ ‌​‌‍ ​‌‍‌‌​‍‌‍‌ ​​‌‍‌‌‌ ​‍‌ ​ ‌ ​​‌‍‌‌‌‍​ ‌ ‌​‌‍‍‌‌ ‌‍‌‍‌‌​ ‌‌ ​​‌ ‌‌‌‍​‍‌‍ ​‌‍‍‌‌ ​ ‌‍‍​‌‍‌‌‌‍‌​​‍​‍‌ ‌